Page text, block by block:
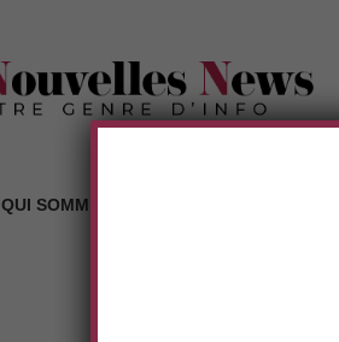
QUI SOMMES-NOUS ?